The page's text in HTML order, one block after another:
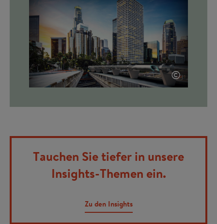
©
Tauchen Sie tiefer in unsere
Insights-Themen ein.
Zu den Insights